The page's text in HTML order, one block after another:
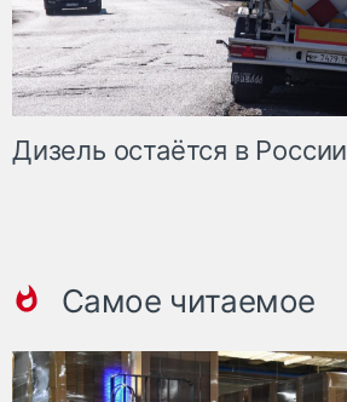
Дизель остаётся в России
Самое читаемое